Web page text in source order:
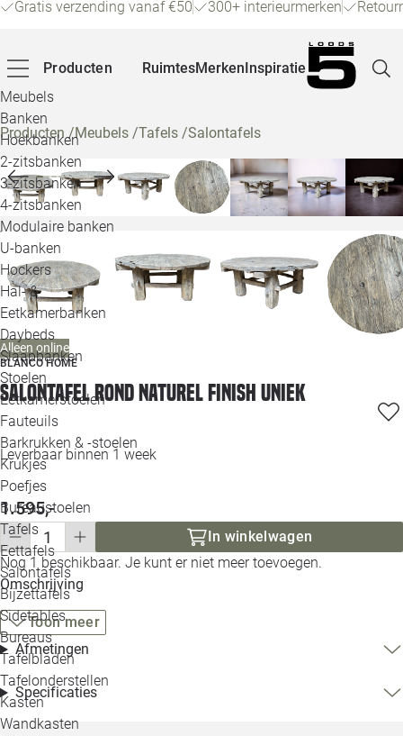
Gratis verzending vanaf €50 300+ interieurmerken
Producten
Meubels
Banken
Hoekbanken
2-zitsbanken
3-zitsbanken
4-zitsbanken
Modulaire banken
U-banken
Hockers
Hal- &
Eetkamerbanken
Daybeds
Slaapbanken
Stoelen
Eetkamerstoelen
Fauteuils
Barkrukken & -stoelen
Krukjes
Poefjes
Bureaustoelen
Tafels
Eettafels
Salontafels
Bijzettafels
Sidetables
Bureaus
Tafelbladen
Tafelonderstellen
Kasten
Wandkasten
RuimtesMerkenInspiratie
Producten/Meubels /Tafels /Salontafels
Alleen online
BLANCO HOME
Salontafel rond naturel finish uniek
Leverbaar binnen 1 week
1.595,-
In winkelwagen
Nog 1 beschikbaar. Je kunt er niet meer toevoegen.
Omschrijving
Toon meer
Afmetingen
Specificaties